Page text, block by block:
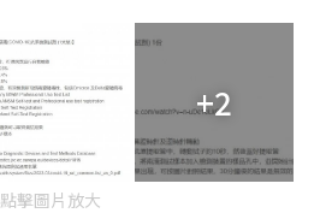
+2
點擊圖片放大